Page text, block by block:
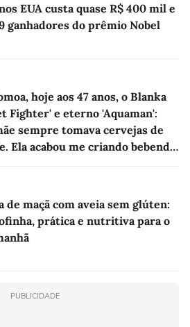
EUA custa quase R$ 400 mil e
ganhadores do prêmio Nobel
hoje aos 47 anos, o Blanka
Fighter' e eterno 'Aquaman':
sempre tomava cervejas de
Ela acabou me criando bebendo
de maçã com aveia sem glúten:
prática e nutritiva para o
PUBLICIDADE